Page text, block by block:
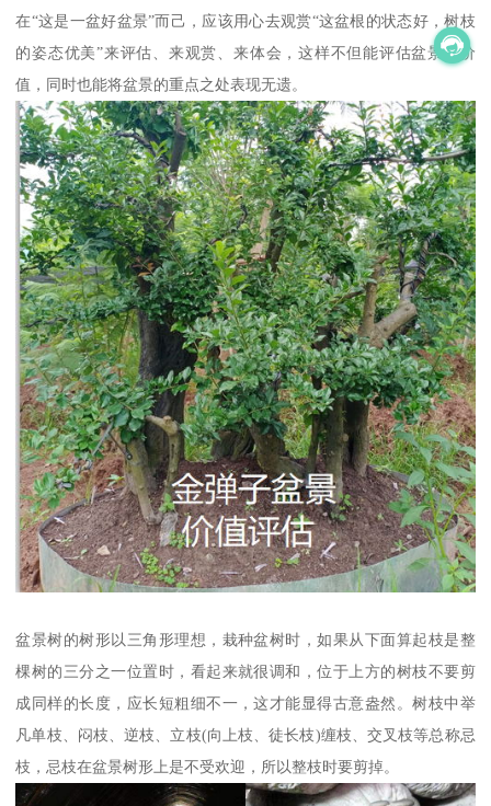
在“这是一盆好盆景”而己，应该用心去观赏“这盆根的状态好，树枝
的姿态优美”来评估、来观赏、来体会，这样不但能评估盆景的价
值，同时也能将盆景的重点之处表现无遗。
盆景树的树形以三角形理想，栽种盆树时，如果从下面算起枝是整
棵树的三分之一位置时，看起来就很调和，位于上方的树枝不要剪
成同样的长度，应长短粗细不一，这才能显得古意盎然。树枝中举
凡单枝、闷枝、逆枝、立枝(向上枝、徒长枝)缠枝、交叉枝等总称忌
枝，忌枝在盆景树形上是不受欢迎，所以整枝时要剪掉。